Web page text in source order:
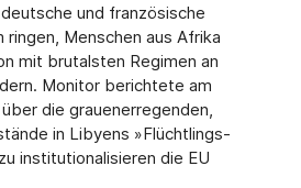
und französische
ringen, Menschen aus Afrika
mit brutalsten Regimen an
Monitor berichtete am
die grauenerregenden,
in Libyens »Flüchtlings­
institutionalisieren die EU